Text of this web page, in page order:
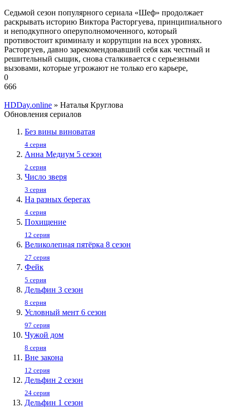
Седьмой сезон популярного сериала «Шеф» продолжает
раскрывать историю Виктора Расторгуева, принципиального
и неподкупного оперуполномоченного, который
противостоит криминалу и коррупции на всех уровнях.
Расторгуев, давно зарекомендовавший себя как честный и
решительный сыщик, снова сталкивается с серьезными
вызовами, которые угрожают не только его карьере,
0
666
HDDay.online » Наталья Круглова
Обновления сериалов
Без вины виноватая
4 серия
Анна Медиум 5 сезон
2 серия
Число зверя
3 серия
На разных берегах
4 серия
Похищение
12 серия
Великолепная пятёрка 8 сезон
27 серия
Фейк
5 серия
Дельфин 3 сезон
8 серия
Условный мент 6 сезон
97 серия
Чужой дом
8 серия
Вне закона
12 серия
Дельфин 2 сезон
24 серия
Дельфин 1 сезон